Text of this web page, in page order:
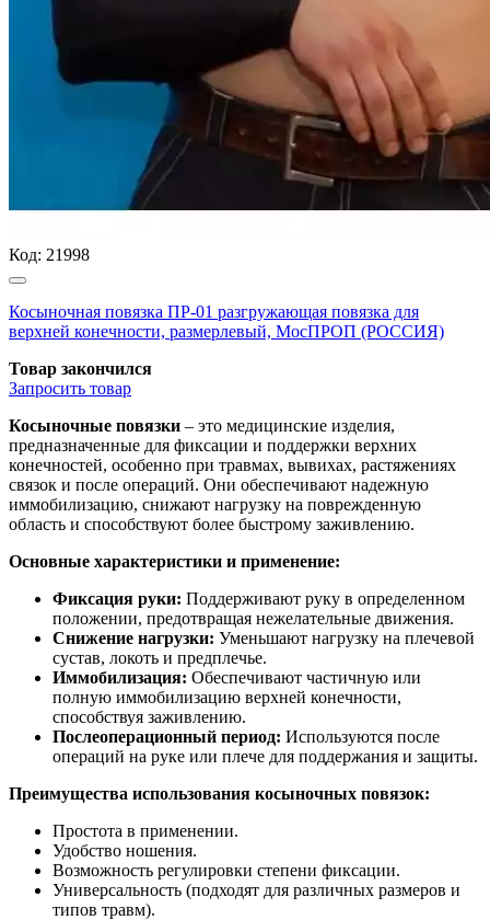
Код: 21998
Косыночная повязка ПР-01 разгружающая повязка для
верхней конечности, размерлевый, МосПРОП (РОССИЯ)
Товар закончился
Запросить товар
Косыночные повязки – это медицинские изделия,
предназначенные для фиксации и поддержки верхних
конечностей, особенно при травмах, вывихах, растяжениях
связок и после операций. Они обеспечивают надежную
иммобилизацию, снижают нагрузку на поврежденную
область и способствуют более быстрому заживлению.
Основные характеристики и применение:
Фиксация руки: Поддерживают руку в определенном
положении, предотвращая нежелательные движения.
Снижение нагрузки: Уменьшают нагрузку на плечевой
сустав, локоть и предплечье.
Иммобилизация: Обеспечивают частичную или
полную иммобилизацию верхней конечности,
способствуя заживлению.
Послеоперационный период: Используются после
операций на руке или плече для поддержания и защиты.
Преимущества использования косыночных повязок:
Простота в применении.
Удобство ношения.
Возможность регулировки степени фиксации.
Универсальность (подходят для различных размеров и
типов травм).